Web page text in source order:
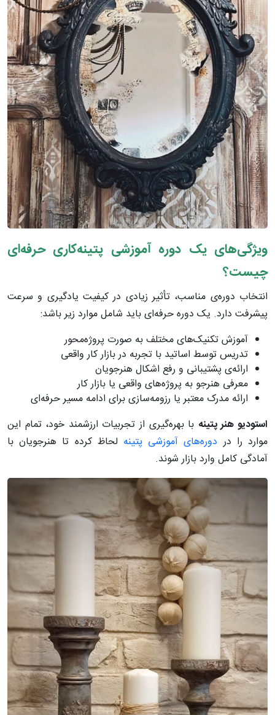
ویژگی‌های یک دوره آموزشی پتینه‌کاری حرفه‌ای
چیست؟
انتخاب دوره‌ی مناسب، تأثیر زیادی در کیفیت یادگیری و سرعت
پیشرفت دارد. یک دوره حرفه‌ای باید شامل موارد زیر باشد:
آموزش تکنیک‌های مختلف به صورت پروژه‌محور
تدریس توسط اساتید با تجربه در بازار کار واقعی
ارائه‌ی پشتیبانی و رفع اشکال هنرجویان
معرفی هنرجو به پروژه‌های واقعی یا بازار کار
ارائه مدرک معتبر یا رزومه‌سازی برای ادامه مسیر حرفه‌ای
استودیو هنر پتینه با بهره‌گیری از تجربیات ارزشمند خود، تمام این
موارد را در دوره‌های آموزشی‌ پتینه لحاظ کرده تا هنرجویان با
آمادگی کامل وارد بازار شوند.